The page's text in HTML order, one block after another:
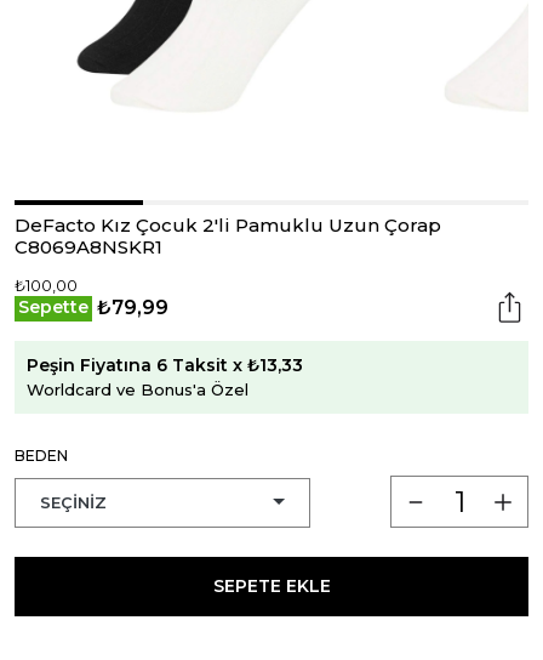
DeFacto Kız Çocuk 2'li Pamuklu Uzun Çorap
C8069A8NSKR1
₺100,00
Sepette ₺79,99
Peşin Fiyatına 6 Taksit x ₺13,33
Worldcard ve Bonus'a Özel
BEDEN
SEPETE EKLE